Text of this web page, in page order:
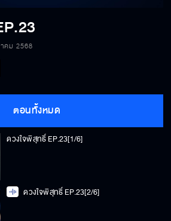
คม 2568
ตอนทั้งหมด
ดวงใจพิสุทธิ์ EP.23[1/6]
ดวงใจพิสุทธิ์ EP.23[2/6]